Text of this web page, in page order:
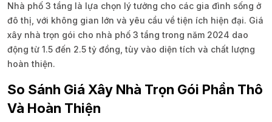
Nhà phố 3 tầng là lựa chọn lý tưởng cho các gia đình sống ở
đô thị, với không gian lớn và yêu cầu về tiện ích hiện đại. Giá
xây nhà trọn gói cho nhà phố 3 tầng trong năm 2024 dao
động từ 1.5 đến 2.5 tỷ đồng, tùy vào diện tích và chất lượng
hoàn thiện.
So Sánh Giá Xây Nhà Trọn Gói Phần Thô
Và Hoàn Thiện